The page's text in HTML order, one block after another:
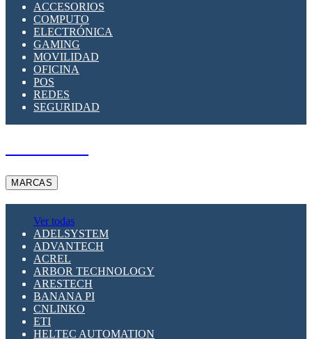
SUPRESOR DE TRANSIENTES SPDS PARA
APLICACIONES FOTOVOLTAICAS
ACCESORIOS
COMPUTO
ELECTRÓNICA
GAMING
MOVILIDAD
OFICINA
POS
REDES
SEGURIDAD
MARCAS
Ver todas
ADELSYSTEM
ADVANTECH
ACREL
ARBOR TECHNOLOGY
ARESTECH
BANANA PI
CNLINKO
ETI
HELTEC AUTOMATION